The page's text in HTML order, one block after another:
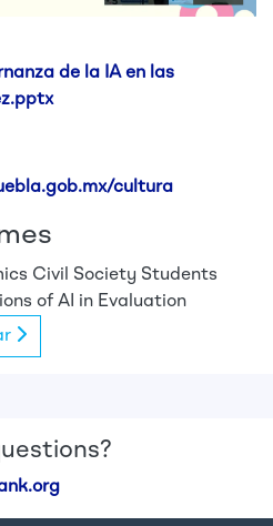
de la IA en las
cultura
Civil Society Students
of AI in Evaluation